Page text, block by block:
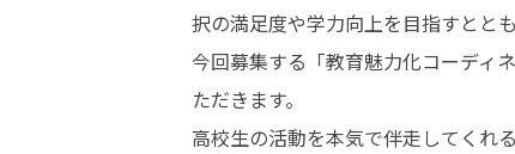
択の満足度や学力向上を目指すとと
今回募集する「教育魅力化コーディ
ただきます。
高校生の活動を本気で伴走してくれ